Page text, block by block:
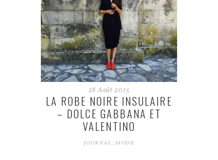
28 Août 2015
LA ROBE NOIRE INSULAIRE
– DOLCE GABBANA ET
VALENTINO
JOURNAL,MODE